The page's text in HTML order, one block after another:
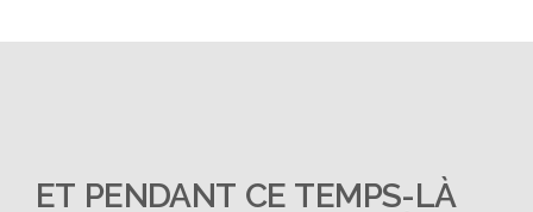
ET PENDANT CE TEMPS-LÀ